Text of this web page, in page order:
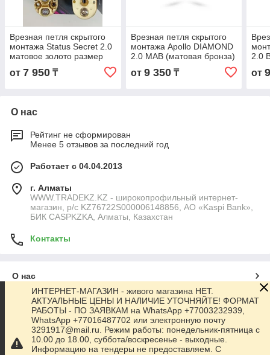
Врезная петля скрытого
монтажа Status Secret 2.0
матовое золото размер
от 7 950 ₸
Врезная петля скрытого
монтажа Apollo DIAMOND
2.0 MAB (матовая бронза)
размер 110*30 мм
от 9 350₸
2.0
мм.
от
О нас
Рейтинг не сформирован
Менее 5 отзывов за последний год
Работает с 04.04.2013
г. Алматы
WWW.TRADEKZ.KZ - широкопрофильный интернет-
магазин, р/с KZ76722S000006148856, АО «Kaspi Bank»,
БИК CASPKZKA, Алматы, Казахстан
Контакты
О нас
Контакты
Доставка и оплата
ИНТЕРНЕТ-МАГАЗИН - живого магазина НЕТ.
АКТУАЛЬНЫЕ ЦЕНЫ И НАЛИЧИЕ УТОЧНЯЙТЕ! ФОРМАТ
РАБОТЫ - ПО ЗАЯВКАМ на WhatsApp +77003232939,
WhatsApp +77016487702 или электронную почту
3291917@mail.ru. Режим работы: понедельник-пятница с
10.00 до 18.00, суббота/воскресенье - выходные.
Информацию на тендеры не предоставляем. С